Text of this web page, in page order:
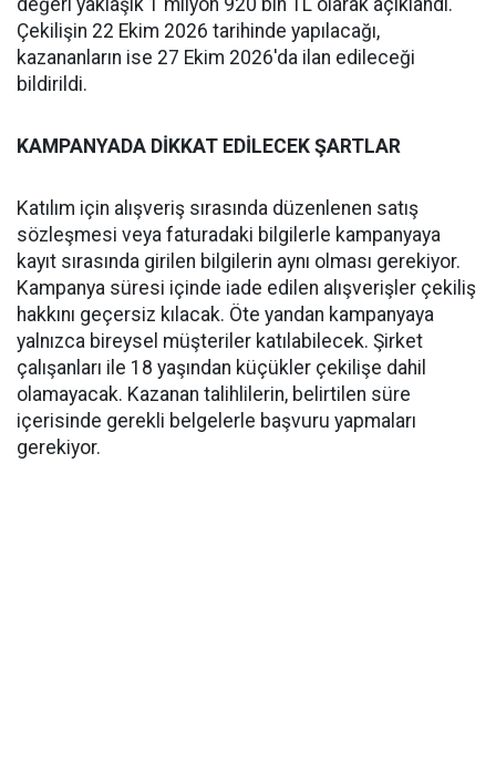
değeri yaklaşık 1 milyon 920 bin TL olarak açıklandı.
Çekilişin 22 Ekim 2026 tarihinde yapılacağı,
kazananların ise 27 Ekim 2026'da ilan edileceği
bildirildi.
KAMPANYADA DİKKAT EDİLECEK ŞARTLAR
Katılım için alışveriş sırasında düzenlenen satış
sözleşmesi veya faturadaki bilgilerle kampanyaya
kayıt sırasında girilen bilgilerin aynı olması gerekiyor.
Kampanya süresi içinde iade edilen alışverişler çekiliş
hakkını geçersiz kılacak. Öte yandan kampanyaya
yalnızca bireysel müşteriler katılabilecek. Şirket
çalışanları ile 18 yaşından küçükler çekilişe dahil
olamayacak. Kazanan talihlilerin, belirtilen süre
içerisinde gerekli belgelerle başvuru yapmaları
gerekiyor.